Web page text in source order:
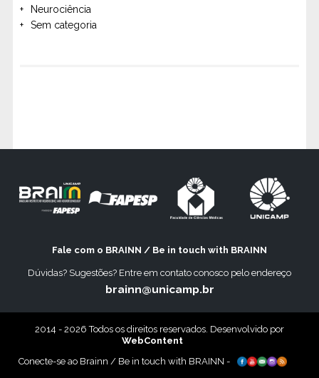
Neurociência
Sem categoria
Fale com o BRAINN / Be in touch with BRAINN
Dúvidas? Sugestões? Entre em contato conosco pelo endereço
brainn@unicamp.br
2014 - 2026 Todos os direitos reservados. Desenvolvido por
WebContent
Conecte-se ao Brainn / Be in touch with BRAINN -